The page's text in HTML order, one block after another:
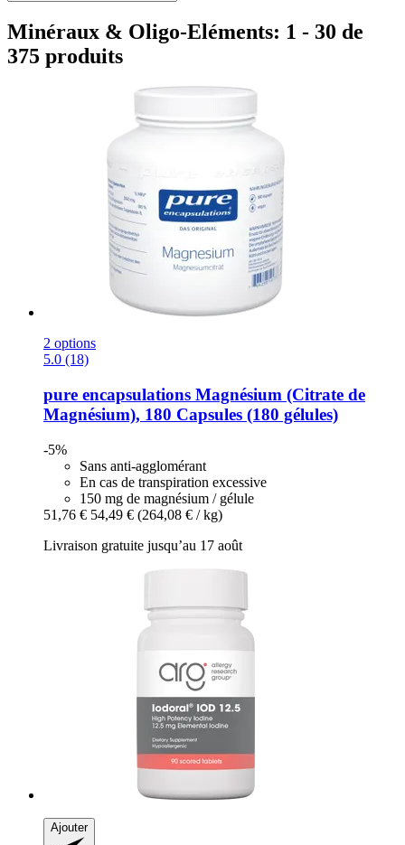
Minéraux & Oligo-Eléments: 1 - 30 de
375 produits
2 options
5.0 (18)
pure encapsulations Magnésium (Citrate de
Magnésium), 180 Capsules (180 gélules)
-5%
Sans anti-agglomérant
En cas de transpiration excessive
150 mg de magnésium / gélule
51,76 € 54,49 € (264,08 € / kg)
Livraison gratuite jusqu’au 17 août
Ajouter